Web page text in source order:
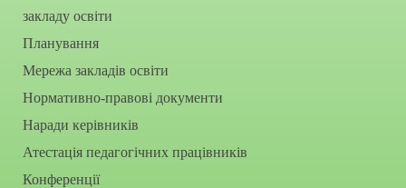
закладу освіти
Планування
Мережа закладів освіти
Нормативно-правові документи
Наради керівників
Атестація педагогічних працівників
Конференції